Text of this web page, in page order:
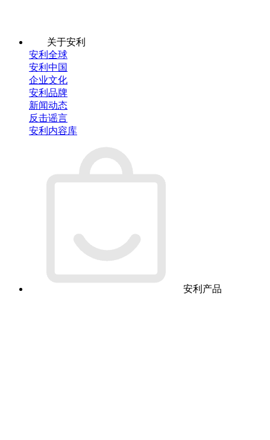
关于安利
安利全球
安利中国
企业文化
安利品牌
新闻动态
反击谣言
安利内容库
安利产品